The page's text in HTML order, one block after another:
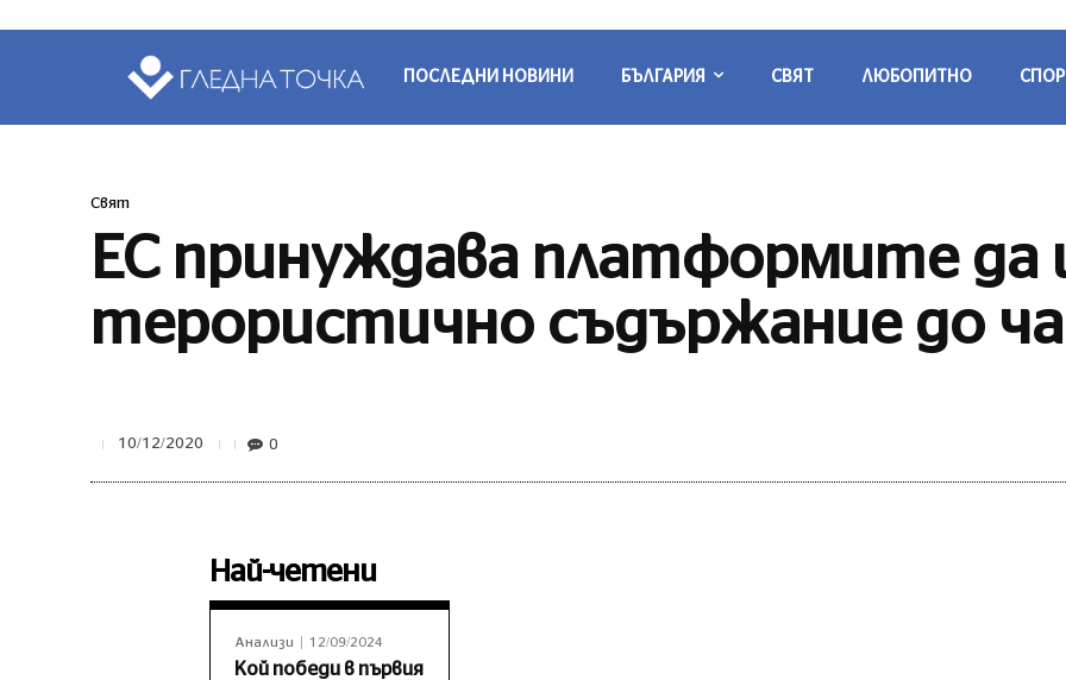
ПОСЛЕДНИ НОВИНИ БЪЛГАРИЯ СВЯТ ЛЮБОПИТНО
Свят
ЕС принуждава платформите да
терористично съдържание до
10/12/2020 0
Най-четени
Анализи 12/09/2024
Кой победи в първия